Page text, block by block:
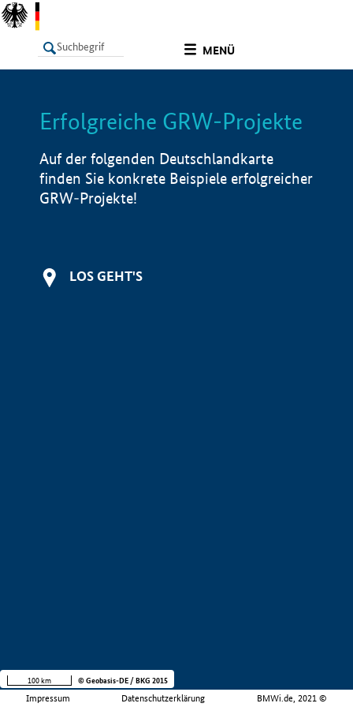
MENÜ
LISTE Info
Erfolgreiche GRW-Projekte
Auf der folgenden Deutschlandkarte
finden Sie konkrete Beispiele erfolgreicher
GRW-Projekte!
LOS GEHT'S
Impressum Datenschutzerklärung BMWi.de, 2021 ©
100 km © Geobasis-DE / BKG 2015